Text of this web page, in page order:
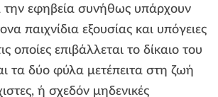
εφηβεία συνήθως υπάρχουν
παιχνίδια εξουσίας και υπόγειες
οποίες επιβάλλεται το δίκαιο του
τα δύο φύλα μετέπειτα στη ζωή
ή σχεδόν μηδενικές